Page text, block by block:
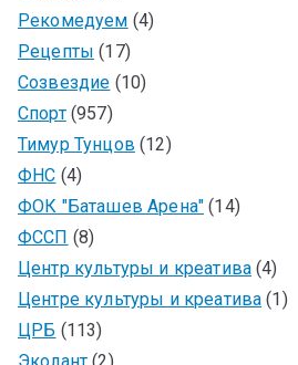
Рекомедуем (4)
Рецепты (17)
Созвездие (10)
Спорт(957)
Тимур Тунцов (12)
ФНС (4)
ФОК "Баташев Арена" (14)
ФССП (8)
Центр культуры и креатива (4)
Центре культуры и креатива (1)
ЦРБ (113)